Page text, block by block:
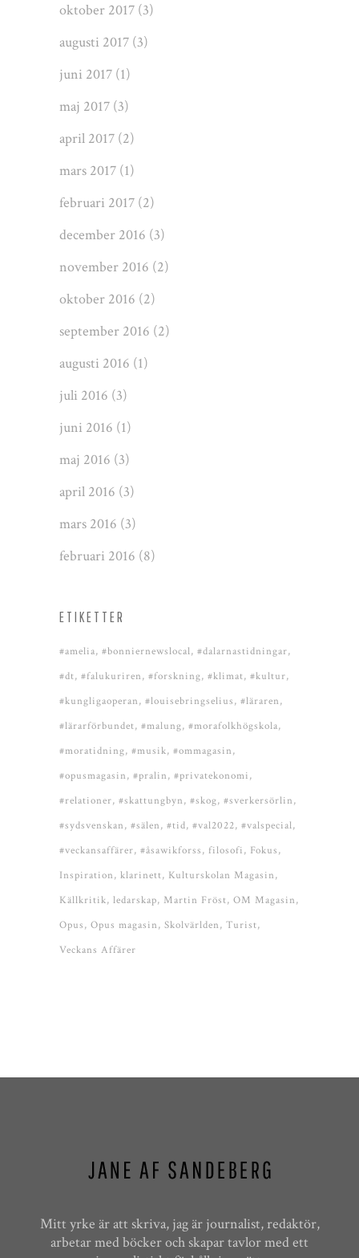
oktober 2017 (3)
augusti 2017 (3)
juni 2017 (1)
maj 2017 (3)
april 2017 (2)
mars 2017 (1)
februari 2017 (2)
december 2016 (3)
november 2016 (2)
oktober 2016 (2)
september 2016 (2)
augusti 2016 (1)
juli 2016 (3)
juni 2016 (1)
maj 2016 (3)
april 2016 (3)
mars 2016 (3)
februari 2016 (8)
ETIKETTER
#amelia #bonniernewslocal #dalarnastidningar
#dt #falukuriren #forskning #klimat #kultur
#kungligaoperan #louisebringselius #läraren
#lärarförbundet #malung #morafolkhögskola
#moratidning #musik #ommagasin
#opusmagasin #pralin #privatekonomi
#relationer #skattungbyn #skog #sverkersörlin
#sydsvenskan #sälen #tid #val2022 #valspecial
#veckansaffärer #åsawikforss filosofi
Fokus
Inspiration klarinett Kulturskolan Magasin
Källkritik ledarskap Martin Fröst OM Magasin
Opus Opus magasin Skolvärlden Turist
Veckans Affärer
Mitt yrke är att skriva, jag är journalist, redaktör,
arbetar med böcker och skapar tavlor med ett